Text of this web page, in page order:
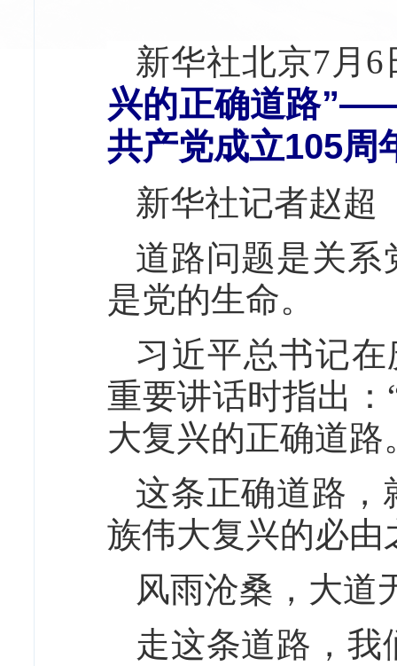
新华社北京7月6
兴的正确道路
共产党成立105周
新华社记者赵超
道路问题是关系
是党的生命。
习近平总书记
重要讲话时指出
大复兴的正确道路
这条正确道路，
族伟大复兴的必由
风雨沧桑，大道
走这条道路，我